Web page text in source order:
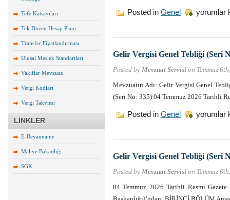
Tefe Katsayıları
Tek Düzen Hesap Planı
Transfer Fiyatlandırması
Ulusal Meslek Standartları
Vakıflar Mevzuatı
Vergi Kodları
Vergi Takvimi
LİNKLER
E-Beyanname
Maliye Bakanlığı
SGK
Posted in Genel
SGK
Hastalıkları
İstatistikleri
–
için
yorumlar
Gelir Vergisi Genel Tebliği (Seri
Posted by Mevzuat Servisi on Temmuz
Mevzuatın Adı: Gelir Vergisi Genel
(Seri No: 335) 04 Temmuz 2026 Tarihli
Posted in Genel
Gelir
No:
335)
için
yorumlar
Gelir Vergisi Genel Tebliği (Seri
Posted by Mevzuat Servisi on Temmuz
04 Temmuz 2026 Tarihli Resmi